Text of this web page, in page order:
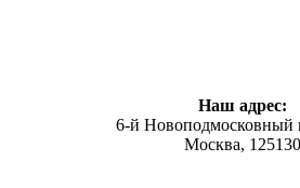
Наш адрес:
6-й Новоподмосковный
Москва, 125130